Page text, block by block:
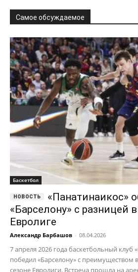
Самое обсуждаемое
Баскетбол
«Панатинаикос»
«Барселону» с разницей
Евролиге
Александр Барбашов - 08.04.2026
7 апреля 2026 года баскетбольный клуб
победил «Барселону» с преимуществом
сезоне Евролиги. Встреча прошла на